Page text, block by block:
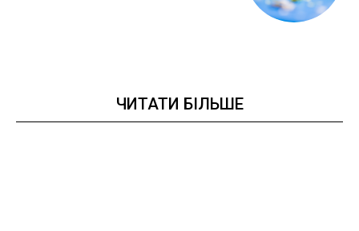
ЧИТАТИ БІЛЬШЕ